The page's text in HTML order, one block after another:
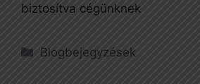
biztosítva cégünknek
Kategória
Blogbejegyzések